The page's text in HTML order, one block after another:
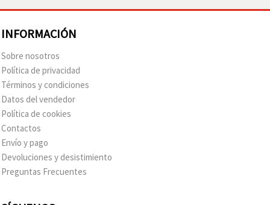
INFORMACIÓN
Sobre nosotros
Política de privacidad
Términos y condiciones
Datos del vendedor
Política de cookies
Contactos
Envío y pago
Devoluciones y desistimiento
Preguntas Frecuentes